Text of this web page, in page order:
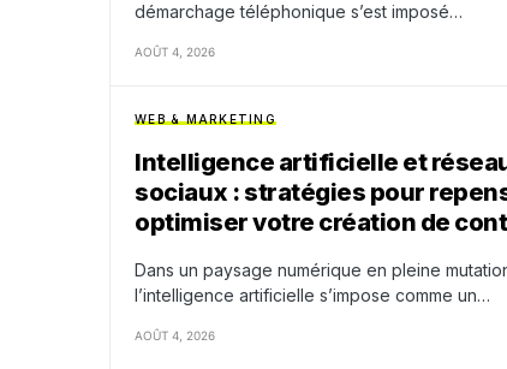
démarchage téléphonique s’est imposé…
AOÛT 4, 2026
WEB & MARKETING
Intelligence artificielle et
sociaux : stratégies pour
optimiser votre création de
Dans un paysage numérique en pleine
l’intelligence artificielle s’impose comme un…
AOÛT 4, 2026